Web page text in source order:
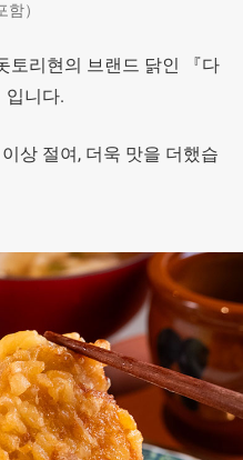
）
토리현의 브랜드 닭인 『다
입니다.
상 절여, 더욱 맛을 더했습